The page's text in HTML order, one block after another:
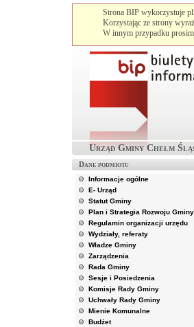
Strona BIP wykorzystuje
Korzystając ze strony
W innym przypadku
Urząd Gminy Chełm
Dane podmiotu
Informacje ogólne
E- Urząd
Statut Gminy
Plan i Strategia Rozwoju Gminy
Regulamin organizacji urzędu
Wydziały, referaty
Władze Gminy
Zarządzenia
Rada Gminy
Sesje i Posiedzenia
Komisje Rady Gminy
Uchwały Rady Gminy
Mienie Komunalne
Budżet